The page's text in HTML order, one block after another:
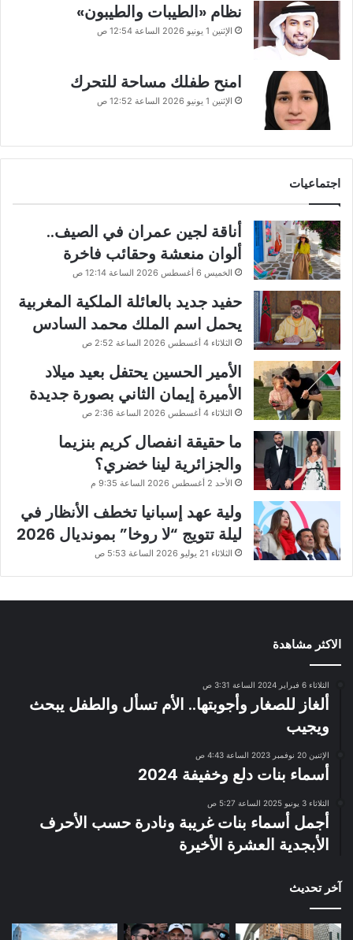
نظام «الطيبات والطيبون»
الإثنين 1 يونيو 2026 الساعة 12:54 ص
امنح طفلك مساحة للتحرك
الإثنين 1 يونيو 2026 الساعة 12:52 ص
اجتماعيات
أناقة لجين عمران في الصيف..
ألوان منعشة وحقائب فاخرة
الخميس 6 أغسطس 2026 الساعة 12:14 ص
حفيد جديد بالعائلة الملكية المغربية
يحمل اسم الملك محمد السادس
الثلاثاء 4 أغسطس 2026 الساعة 2:52 ص
الأمير الحسين يحتفل بعيد ميلاد
الأميرة إيمان الثاني بصورة جديدة
الثلاثاء 4 أغسطس 2026 الساعة 2:36 ص
ما حقيقة انفصال كريم بنزيما
والجزائرية لينا خضري؟
الأحد 2 أغسطس 2026 الساعة 9:35 م
ولية عهد إسبانيا تخطف الأنظار في
ليلة تتويج “لا روخا” بمونديال 2026
الثلاثاء 21 يوليو 2026 الساعة 5:53 ص
الاكثر مشاهدة
الثلاثاء 6 فبراير 2024 الساعة 3:31 ص
ألغاز للصغار وأجوبتها.. الأم تسأل والطفل يبحث
ويجيب
الإثنين 20 نوفمبر 2023 الساعة 4:43 ص
أسماء بنات دلع وخفيفة 2024
الثلاثاء 3 يونيو 2025 الساعة 5:27 ص
أجمل أسماء بنات غريبة ونادرة حسب الأحرف
الأبجدية العشرة الأخيرة
آخر تحديث